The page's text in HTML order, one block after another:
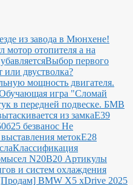
из завода в Мюнхене!
мотор отопителя а на
Выбор первого
двустволка?
мощность двигателя.
игра "Сломай
в передней подвеске. БМВ
из замкаE39
безванос Не
метокЕ28
Классификация
N20B20 Артикулы
и систем охлаждения
BMW X5 xDrive 2025